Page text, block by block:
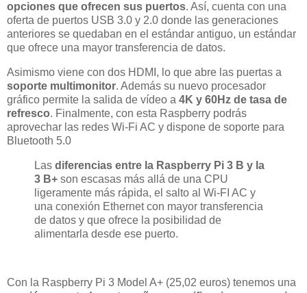
opciones que ofrecen sus puertos. Así, cuenta con una
oferta de puertos USB 3.0 y 2.0 donde las generaciones
anteriores se quedaban en el estándar antiguo, un estándar
que ofrece una mayor transferencia de datos.
Asimismo viene con dos HDMI, lo que abre las puertas a
soporte multimonitor. Además su nuevo procesador
gráfico permite la salida de vídeo a 4K y 60Hz de tasa de
refresco. Finalmente, con esta Raspberry podrás
aprovechar las redes Wi-Fi AC y dispone de soporte para
Bluetooth 5.0
Las diferencias entre la Raspberry Pi 3 B y la
3 B+ son escasas más allá de una CPU
ligeramente más rápida, el salto al Wi-FI AC y
una conexión Ethernet con mayor transferencia
de datos y que ofrece la posibilidad de
alimentarla desde ese puerto.
Con la Raspberry Pi 3 Model A+ (25,02 euros) tenemos una